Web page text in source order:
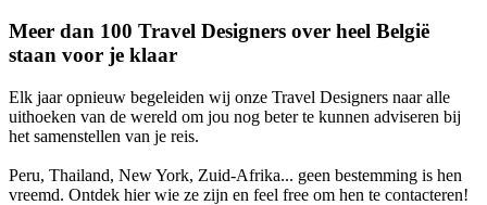
Meer dan 100 Travel Designers over heel België
staan voor je klaar
Elk jaar opnieuw begeleiden wij onze Travel Designers naar alle
uithoeken van de wereld om jou nog beter te kunnen adviseren bij
het samenstellen van je reis.
Peru, Thailand, New York, Zuid-Afrika... geen bestemming is hen
vreemd. Ontdek hier wie ze zijn en feel free om hen te contacteren!